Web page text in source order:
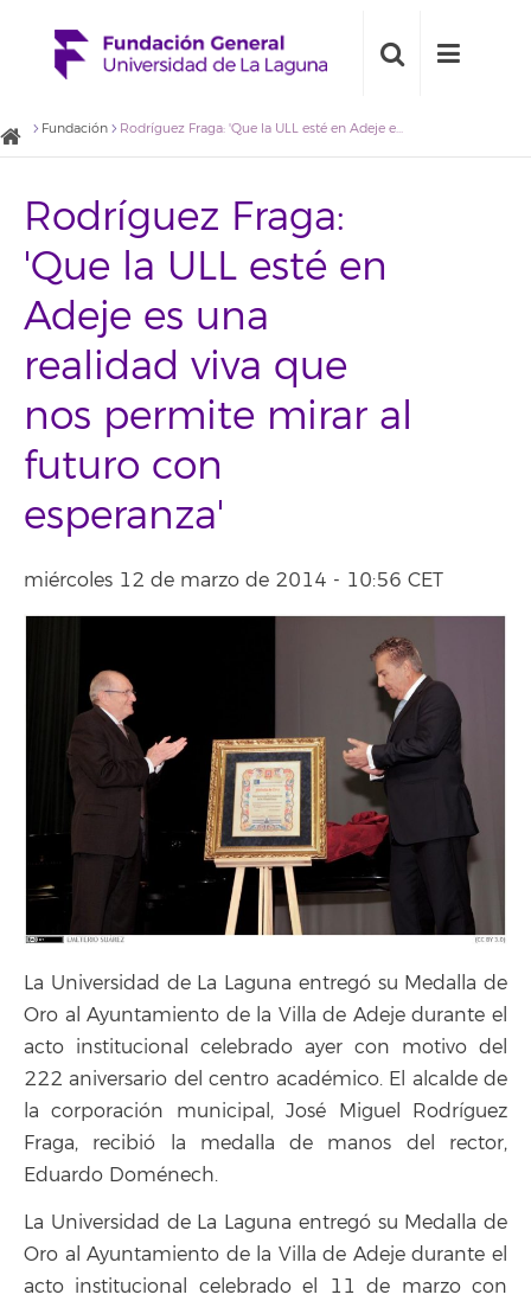
Fundación Rodríguez Fraga: 'Que la ULL esté en Adeje es una realidad viva que nos permite mirar al futuro con esperanza'
Rodríguez Fraga:
'Que la ULL esté en
Adeje es una
realidad viva que
nos permite mirar al
futuro con
esperanza'
miércoles 12 de marzo de 2014 - 10:56 CET
La Universidad de La Laguna entregó su Medalla de
Oro al Ayuntamiento de la Villa de Adeje durante el
acto institucional celebrado ayer con motivo del
222 aniversario del centro académico. El alcalde de
la corporación municipal, José Miguel Rodríguez
Fraga, recibió la medalla de manos del rector,
Eduardo Doménech.
La Universidad de La Laguna entregó su Medalla de
Oro al Ayuntamiento de la Villa de Adeje durante el
acto institucional celebrado el 11 de marzo con